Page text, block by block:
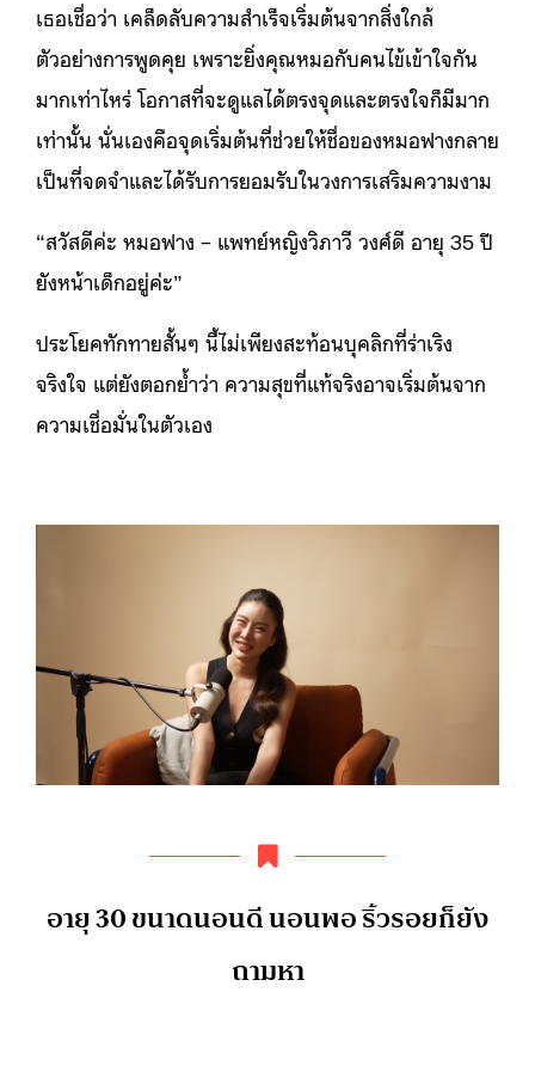
เธอเชื่อว่า เคล็ดลับความสำเร็จเริ่มต้นจากสิ่งใกล้
ตัวอย่างการพูดคุย เพราะยิ่งคุณหมอกับคนไข้เข้าใจกัน
มากเท่าไหร่ โอกาสที่จะดูแลได้ตรงจุดและตรงใจก็มีมาก
เท่านั้น นั่นเองคือจุดเริ่มต้นที่ช่วยให้ชื่อของหมอฟางกลาย
เป็นที่จดจำและได้รับการยอมรับในวงการเสริมความงาม
“สวัสดีค่ะ หมอฟาง – แพทย์หญิงวิภาวี วงศ์ดี อายุ 35 ปี
ยังหน้าเด็กอยู่ค่ะ”
ประโยคทักทายสั้นๆ นี้ไม่เพียงสะท้อนบุคลิกที่ร่าเริง
จริงใจ แต่ยังตอกย้ำว่า ความสุขที่แท้จริงอาจเริ่มต้นจาก
ความเชื่อมั่นในตัวเอง
อายุ 30 ขนาดนอนดี นอนพอ ริ้วรอยก็ยัง
ถามหา